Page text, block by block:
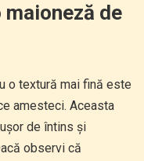
de
o textură mai fină este
amesteci. Aceasta
de întins și
observi că